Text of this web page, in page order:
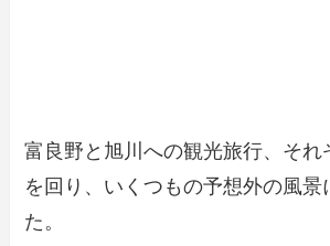
富良野と旭川への観光旅行、それ
を回り、いくつもの予想外の風景
た。